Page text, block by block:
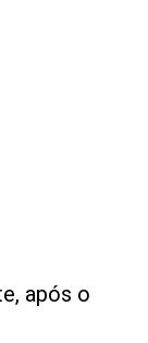
após o